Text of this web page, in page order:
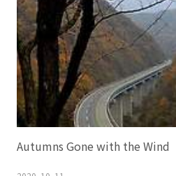
는 이 석탑은 몇 년전까지만 해도 인삼을
수 없었다. 언제 인삼을 수확하고 배추밭
수 있..
Autumns Gone with the Wind